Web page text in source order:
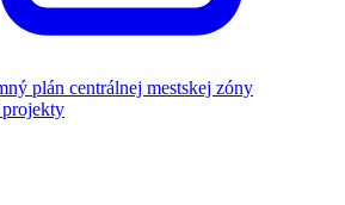
plán centrálnej mestskej zóny